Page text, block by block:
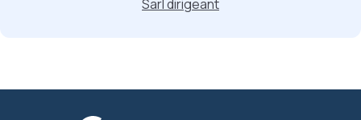
Sarl dirigeant